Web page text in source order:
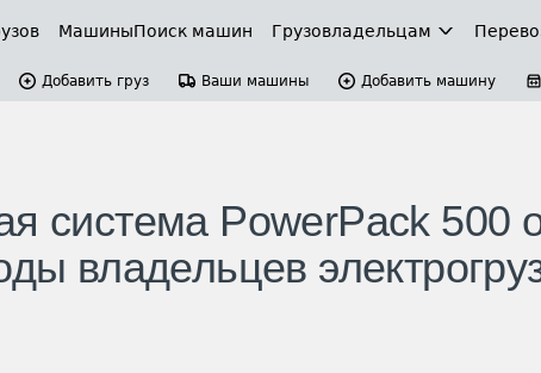
МашиныПоиск машин Грузовладельцам
Добавить груз Ваши машины Добавить машину
система PowerPack 500
владельцев